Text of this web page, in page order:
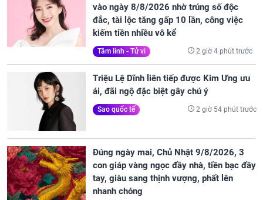
vào ngày 8/8/2026 nhờ trúng số độc
đắc, tài lộc tăng gấp 10 lần, công việc
kiếm tiền nhiều vô kể
Tâm linh - Tử vi 2 giờ 4 phút trước
Triệu Lệ Dĩnh liên tiếp được Kim Ưng ưu
ái, đãi ngộ đặc biệt gây chú ý
Sao quốc tế 2 giờ 54 phút trước
Đúng ngày mai, Chủ Nhật 9/8/2026, 3
con giáp vàng ngọc đầy nhà, tiền bạc đầy
tay, giàu sang thịnh vượng, phất lên
nhanh chóng